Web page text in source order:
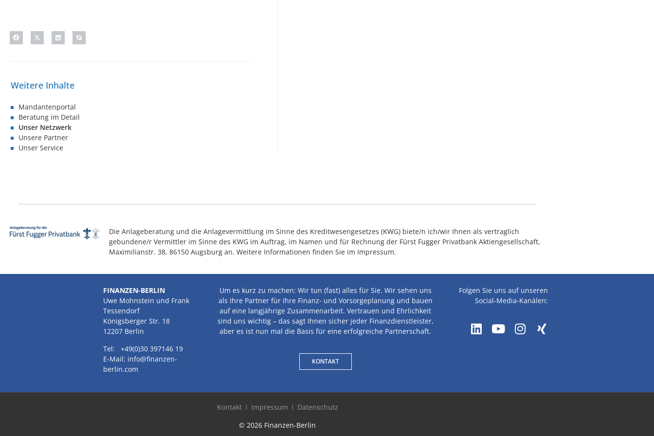
Mandantenportal
Beratung im Detail
Unser Netzwerk
Unsere Partner
Unser Service
Die Anlageberatung und die Anlagevermittlung im Sinne des Kreditwesengesetzes (KWG) biete/n ich/wir Ihnen als vertraglich
gebundene/r Vermittler im Sinne des KWG im Auftrag, im Namen und für Rechnung der Fürst Fugger Privatbank Aktiengesellschaft,
Maximilianstr. 38, 86150 Augsburg an. Weitere Informationen finden Sie im Impressum.
FINANZEN-BERLIN
Uwe Mohnstein und Frank
Tessendorf
Königsberger Str. 18
12207 Berlin
Tel: +49(0)30 397146 19
E-Mail: info@finanzen-
berlin.com
Um es kurz zu machen: Wir tun (fast) alles für Sie. Wir sehen uns
als Ihre Partner für Ihre Finanz- und Vorsorgeplanung und bauen
auf eine langjährige Zusammenarbeit. Vertrauen und Ehrlichkeit
sind uns wichtig – das sagt Ihnen sicher jeder Finanzdienstleister,
aber es ist nun mal die Basis für eine erfolgreiche Partnerschaft.
KONTAKT
Folgen Sie uns auf unseren
Social-Media-Kanälen:
Kontakt Impressum
Datenschutz
© 2026 Finanzen-Berlin